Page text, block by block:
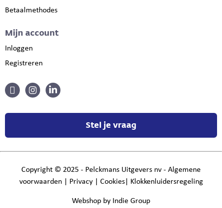
Betaalmethodes
Mijn account
Inloggen
Registreren
Stel je vraag
Copyright © 2025 - Pelckmans Uitgevers nv - Algemene
voorwaarden| Privacy Cookies| Klokkenluidersregeling
Webshop by Indie Group